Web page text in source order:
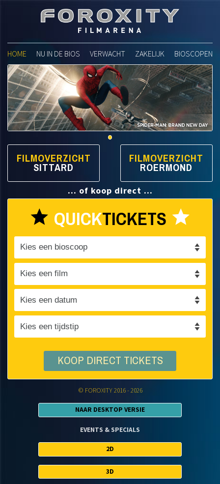
Foroxity Filmarena
HOME NU IN DE BIOS VERWACHT ZAKELIJK BIOSCOPEN
FILMOVERZICHT
SITTARD FILMOVERZICHT
ROERMOND
... of koop direct ...
star QUICKTICKETS star
KOOP DIRECT TICKETS
© FOROXITY 2016 - 2026
NAAR DESKTOP VERSIE
EVENTS & SPECIALS
2D
3D